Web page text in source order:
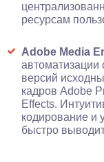
ресурсам
Adobe Media
автоматизации
версий
кадров Adobe
Effects.
кодирование и
быстро